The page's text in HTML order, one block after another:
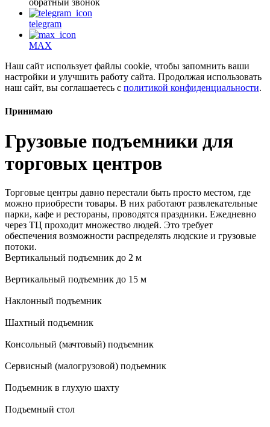
обратный звонок
telegram
MAX
Наш сайт использует файлы cookie, чтобы запомнить ваши
настройки и улучшить работу сайта. Продолжая использовать
наш сайт, вы соглашаетесь с политикой конфиденциальности.
Принимаю
Грузовые подъемники для
торговых центров
Торговые центры давно перестали быть просто местом, где
можно приобрести товары. В них работают развлекательные
парки, кафе и рестораны, проводятся праздники. Ежедневно
через ТЦ проходит множество людей. Это требует
обеспечения возможности распределять людские и грузовые
потоки.
Вертикальный подъемник до 2 м
Вертикальный подъемник до 15 м
Наклонный подъемник
Шахтный подъемник
Консольный (мачтовый) подъемник
Сервисный (малогрузовой) подъемник
Подъемник в глухую шахту
Подъемный стол